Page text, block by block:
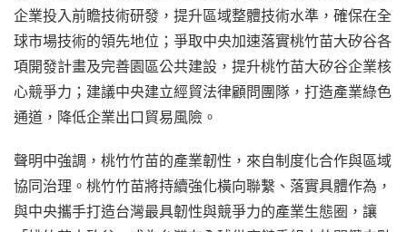
企業投入前瞻技術研發，提升區域整體技術水準，確保在全
球市場技術的領先地位；爭取中央加速落實桃竹苗大矽谷各
項開發計畫及完善園區公共建設，提升桃竹苗大矽谷企業核
心競爭力；建議中央建立經貿法律顧問團隊，打造產業綠色
通道，降低企業出口貿易風險。
聲明中強調，桃竹竹苗的產業韌性，來自制度化合作與區域
協同治理。桃竹竹苗將持續強化橫向聯繫、落實具體作為，
與中央攜手打造台灣最具韌性與競爭力的產業生態圈，讓